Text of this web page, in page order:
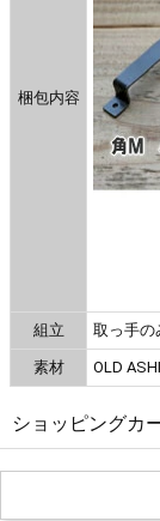
梱包内容
組立 取っ手の
素材 OLD
ショッピングカ